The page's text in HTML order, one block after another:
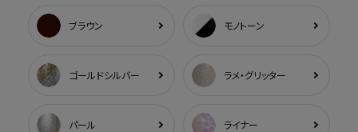
ブラウン モノトーン
ゴールドシルバー ラメ・グリッター
パール ライナー